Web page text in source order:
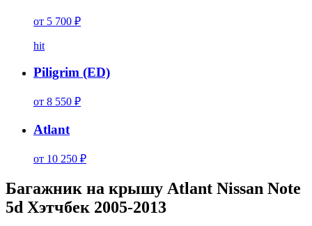
от 5 700 ₽
hit
Piligrim (ED)
от 8 550 ₽
Atlant
от 10 250 ₽
Багажник на крышу Atlant Nissan Note
5d Хэтчбек 2005-2013